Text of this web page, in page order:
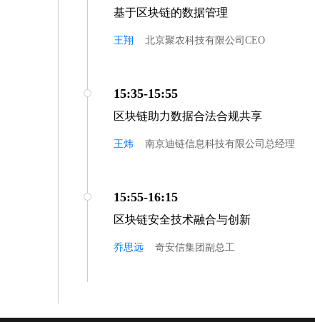
基于区块链的数据管理
王翔 北京聚农科技有限公司CEO
15:35-15:55
区块链助力数据合法合规共享
王炜 南京迪链信息科技有限公司总经理
15:55-16:15
区块链安全技术融合与创新
乔思远 奇安信集团副总工